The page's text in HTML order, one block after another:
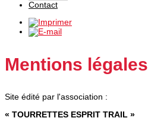
Contact
Mentions légales
Site édité par l'association :
« TOURRETTES ESPRIT TRAIL »